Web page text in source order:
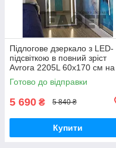
Підлогове дзеркало з LED-
підсвіткою в повний зріст
Avrora 2205L 60х170 см на
ніжці-підставці у передпокій,
спальню, білий
Готово до відправки
5 690 ₴ 5 840 ₴
Купити